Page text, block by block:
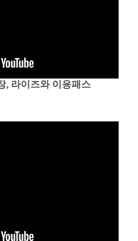
, 라이즈와 이응패스